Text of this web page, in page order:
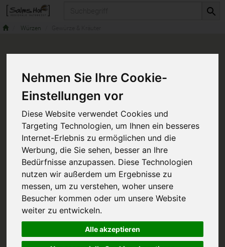
Nehmen Sie Ihre Cookie-
Einstellungen vor
Diese Website verwendet Cookies und
Targeting Technologien, um Ihnen ein besseres
Internet-Erlebnis zu ermöglichen und die
Werbung, die Sie sehen, besser an Ihre
Bedürfnisse anzupassen. Diese Technologien
nutzen wir außerdem um Ergebnisse zu
messen, um zu verstehen, woher unsere
Besucher kommen oder um unsere Website
weiter zu entwickeln.
Alle akzeptieren
Würzen